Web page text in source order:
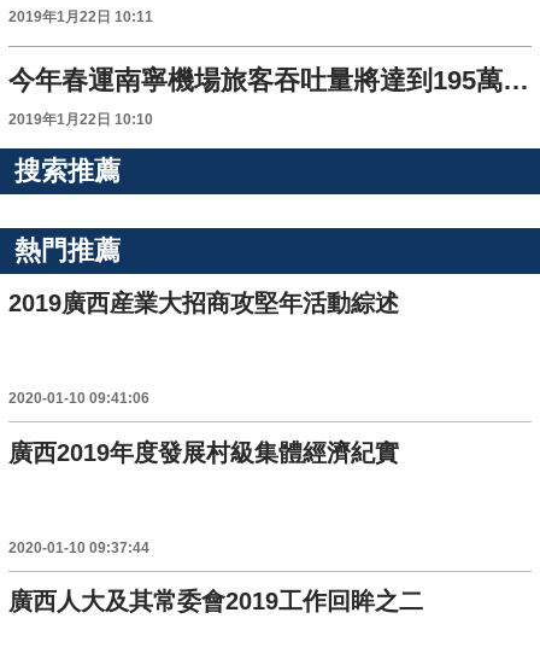
2019年1月22日 10:11
今年春運南寧機場旅客吞吐量將達到195萬人次
2019年1月22日 10:10
搜索推薦
熱門推薦
2019廣西産業大招商攻堅年活動綜述
2020-01-10 09:41:06
廣西2019年度發展村級集體經濟紀實
2020-01-10 09:37:44
廣西人大及其常委會2019工作回眸之二